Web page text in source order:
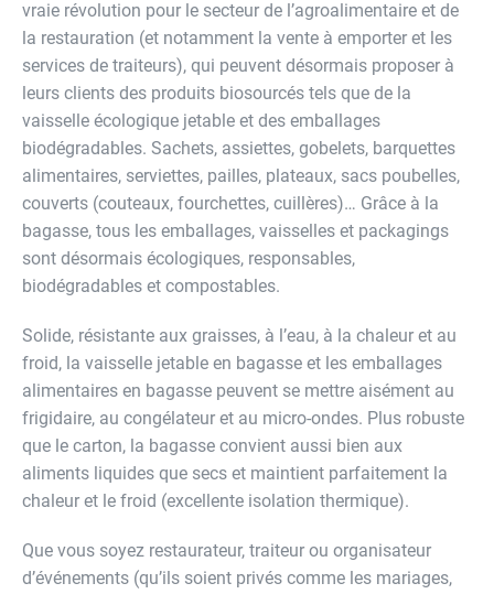
vraie révolution pour le secteur de l’agroalimentaire et de
la restauration (et notamment la vente à emporter et les
services de traiteurs), qui peuvent désormais proposer à
leurs clients des produits biosourcés tels que de la
vaisselle écologique jetable et des emballages
biodégradables. Sachets, assiettes, gobelets, barquettes
alimentaires, serviettes, pailles, plateaux, sacs poubelles,
couverts (couteaux, fourchettes, cuillères)… Grâce à la
bagasse, tous les emballages, vaisselles et packagings
sont désormais écologiques, responsables,
biodégradables et compostables.
Solide, résistante aux graisses, à l’eau, à la chaleur et au
froid, la vaisselle jetable en bagasse et les emballages
alimentaires en bagasse peuvent se mettre aisément au
frigidaire, au congélateur et au micro-ondes. Plus robuste
que le carton, la bagasse convient aussi bien aux
aliments liquides que secs et maintient parfaitement la
chaleur et le froid (excellente isolation thermique).
Que vous soyez restaurateur, traiteur ou organisateur
d’événements (qu’ils soient privés comme les mariages,